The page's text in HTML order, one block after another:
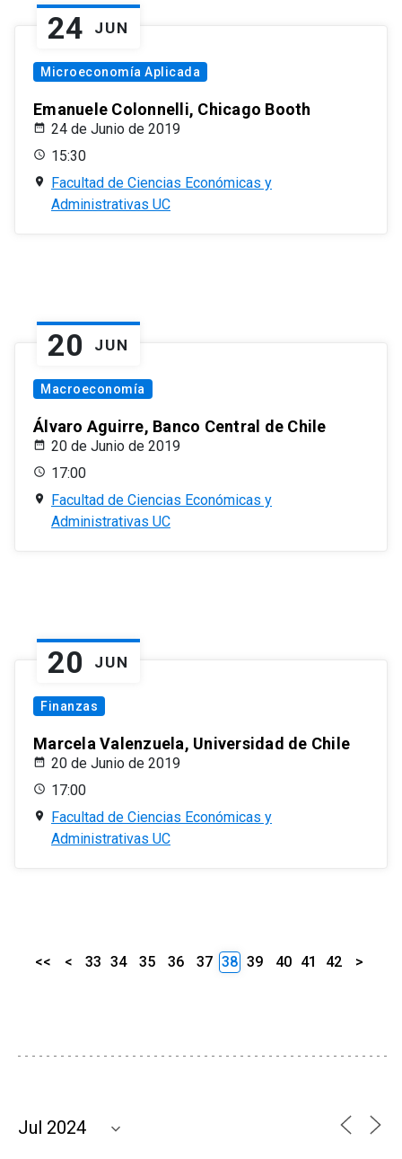
24 JUN
Microeconomía Aplicada
Emanuele Colonnelli, Chicago Booth
24 de Junio de 2019
15:30
Facultad de Ciencias Económicas y
Administrativas UC
20 JUN
Macroeconomía
Álvaro Aguirre, Banco Central de Chile
20 de Junio de 2019
17:00
Facultad de Ciencias Económicas y
Administrativas UC
20 JUN
Finanzas
Marcela Valenzuela, Universidad de Chile
20 de Junio de 2019
17:00
Facultad de Ciencias Económicas y
Administrativas UC
<< < 33 34 35 36 37 38 39 40 41 42 >